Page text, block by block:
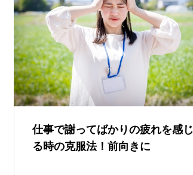
仕事で謝ってばかりの疲れを感じ
る時の克服法！前向きに